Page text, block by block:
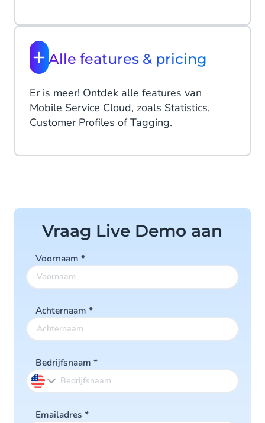
Alle features & pricing
Er is meer! Ontdek alle features van
Mobile Service Cloud, zoals Statistics,
Customer Profiles of Tagging.
Vraag Live Demo aan
Voornaam *
Achternaam *
Bedrijfsnaam *
Emailadres *